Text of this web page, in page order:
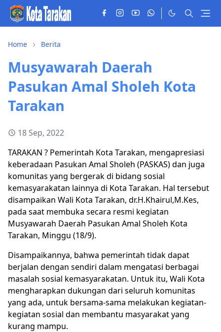
Home Berita
Musyawarah Daerah
Pasukan Amal Sholeh Kota
Tarakan
18 Sep, 2022
TARAKAN ? Pemerintah Kota Tarakan, mengapresiasi
keberadaan Pasukan Amal Sholeh (PASKAS) dan juga
komunitas yang bergerak di bidang sosial
kemasyarakatan lainnya di Kota Tarakan. Hal tersebut
disampaikan Wali Kota Tarakan, dr.H.Khairul,M.Kes,
pada saat membuka secara resmi kegiatan
Musyawarah Daerah Pasukan Amal Sholeh Kota
Tarakan, Minggu (18/9).
Disampaikannya, bahwa pemerintah tidak dapat
berjalan dengan sendiri dalam mengatasi berbagai
masalah sosial kemasyarakatan. Untuk itu, Wali Kota
mengharapkan dukungan dari seluruh komunitas
yang ada, untuk bersama-sama melakukan kegiatan-
kegiatan sosial dan membantu masyarakat yang
kurang mampu.